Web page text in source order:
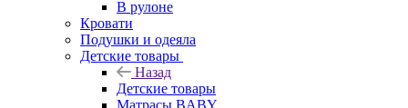
В рулоне
Кровати
Подушки и одеяла
Детские товары
Назад
Детские товары
Матрасы BABY